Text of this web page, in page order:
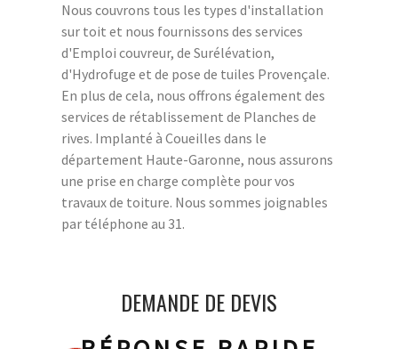
Nous couvrons tous les types d'installation
sur toit et nous fournissons des services
d'Emploi couvreur, de Surélévation,
d'Hydrofuge et de pose de tuiles Provençale.
En plus de cela, nous offrons également des
services de rétablissement de Planches de
rives. Implanté à Coueilles dans le
département Haute-Garonne, nous assurons
une prise en charge complète pour vos
travaux de toiture. Nous sommes joignables
par téléphone au 31.
DEMANDE DE DEVIS